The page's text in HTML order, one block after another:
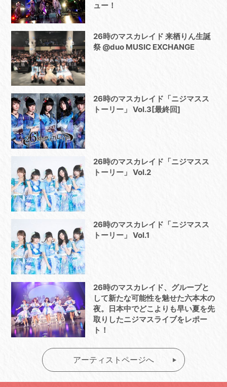
ュー！
26時のマスカレイド 来栖りん生誕
祭 @duo MUSIC EXCHANGE
26時のマスカレイド「ニジマスス
トーリー」 Vol.3[最終回]
26時のマスカレイド「ニジマスス
トーリー」 Vol.2
26時のマスカレイド「ニジマスス
トーリー」 Vol.1
26時のマスカレイド、グループと
して新たな可能性を魅せた六本木の
夜。日本中でどこよりも早い夏を先
取りしたニジマスライブをレポー
ト！
アーティストページへ